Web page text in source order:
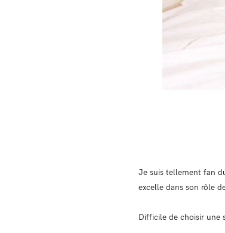
Je suis tellement fan
excelle dans son rôle
Difficile de choisir une